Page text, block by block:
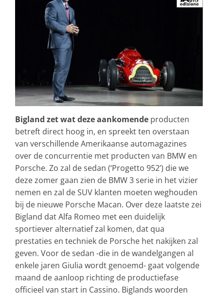
Bigland zet wat deze aankomende producten
betreft direct hoog in, en spreekt ten overstaan
van verschillende Amerikaanse automagazines
over de concurrentie met producten van BMW en
Porsche. Zo zal de sedan (‘Progetto 952’) die we
deze zomer gaan zien de BMW 3 serie in het vizier
nemen en zal de SUV klanten moeten weghouden
bij de nieuwe Porsche Macan. Over deze laatste zei
Bigland dat Alfa Romeo met een duidelijk
sportiever alternatief zal komen, dat qua
prestaties en techniek de Porsche het nakijken zal
geven. Voor de sedan -die in de wandelgangen al
enkele jaren Giulia wordt genoemd- gaat volgende
maand de aanloop richting de productiefase
officieel van start in Cassino. Biglands woorden